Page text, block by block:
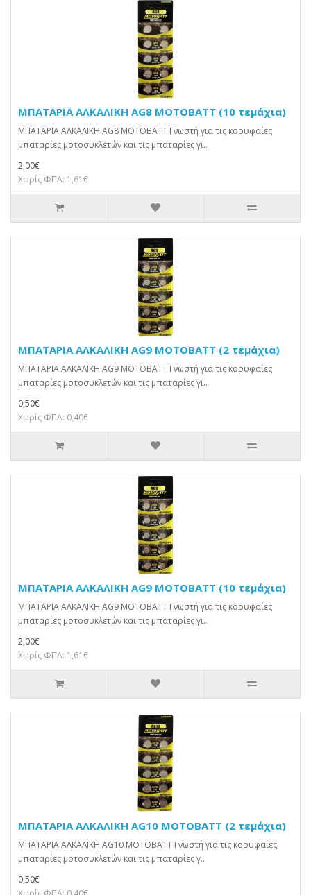
ΜΠΑΤΑΡΙΑ ΑΛΚΑΛΙΚΗ AG8 MOTOBATT (10 τεμάχια)
ΜΠΑΤΑΡΙΑ ΑΛΚΑΛΙΚΗ AG8 MOTOBATT Γνωστή για τις κορυφαίες
μπαταρίες μοτοσυκλετών και τις μπαταρίες γι..
2,00€
Χωρίς ΦΠΑ: 1,61€
ΜΠΑΤΑΡΙΑ ΑΛΚΑΛΙΚΗ AG9 MOTOBATT (2 τεμάχια)
ΜΠΑΤΑΡΙΑ ΑΛΚΑΛΙΚΗ AG9 MOTOBATT Γνωστή για τις κορυφαίες
μπαταρίες μοτοσυκλετών και τις μπαταρίες γι..
0,50€
Χωρίς ΦΠΑ: 0,40€
ΜΠΑΤΑΡΙΑ ΑΛΚΑΛΙΚΗ AG9 MOTOBATT (10 τεμάχια)
ΜΠΑΤΑΡΙΑ ΑΛΚΑΛΙΚΗ AG9 MOTOBATT Γνωστή για τις κορυφαίες
μπαταρίες μοτοσυκλετών και τις μπαταρίες γι..
2,00€
Χωρίς ΦΠΑ: 1,61€
ΜΠΑΤΑΡΙΑ ΑΛΚΑΛΙΚΗ AG10 MOTOBATT (2 τεμάχια)
ΜΠΑΤΑΡΙΑ ΑΛΚΑΛΙΚΗ AG10 MOTOBATT Γνωστή για τις κορυφαίες
μπαταρίες μοτοσυκλετών και τις μπαταρίες γ..
0,50€